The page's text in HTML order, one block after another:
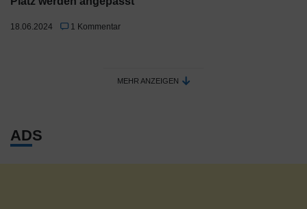
18.06.2024 1 Kommentar
MEHR ANZEIGEN
ADS